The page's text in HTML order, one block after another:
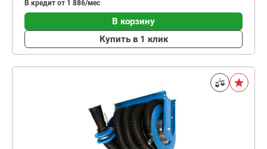
В кредит от 1 886/мес
В корзину
Купить в 1 клик